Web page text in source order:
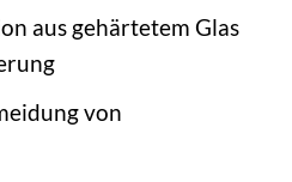
aus gehärtetem Glas
von